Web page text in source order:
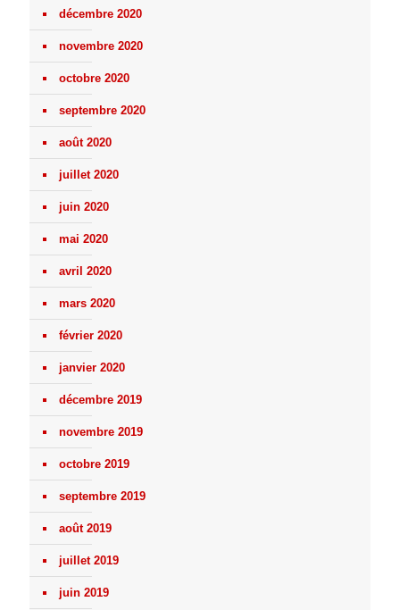
décembre 2020
novembre 2020
octobre 2020
septembre 2020
août 2020
juillet 2020
juin 2020
mai 2020
avril 2020
mars 2020
février 2020
janvier 2020
décembre 2019
novembre 2019
octobre 2019
septembre 2019
août 2019
juillet 2019
juin 2019